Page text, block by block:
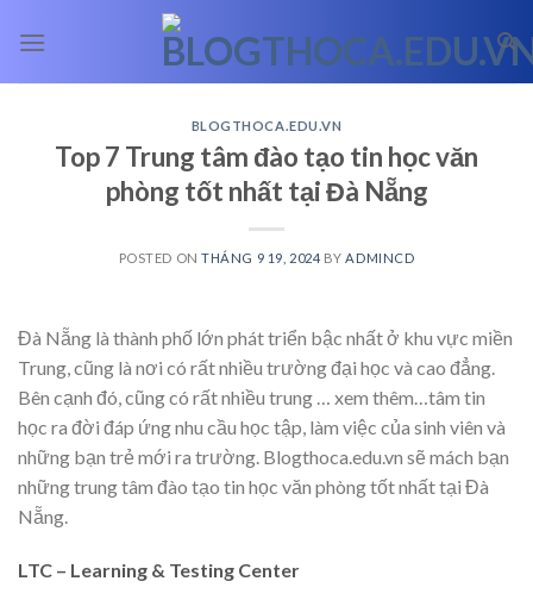
BLOGTHOCA.EDU.VN
Top 7 Trung tâm đào tạo tin học văn
phòng tốt nhất tại Đà Nẵng
POSTED ONTHÁNG 9 19, 2024 BY ADMINCD
Đà Nẵng là thành phố lớn phát triển bậc nhất ở khu vực miền
Trung, cũng là nơi có rất nhiều trường đại học và cao đẳng.
Bên cạnh đó, cũng có rất nhiều trung
… xem thêm… tâm tin
học ra đời đáp ứng nhu cầu học tập, làm việc của sinh viên và
những bạn trẻ mới ra trường. Blogthoca.edu.vn sẽ mách bạn
những trung tâm đào tạo tin học văn phòng tốt nhất tại Đà
Nẵng.
LTC – Learning & Testing Center